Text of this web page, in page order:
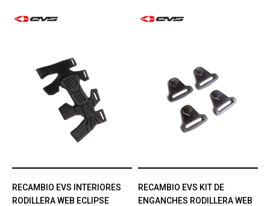
RECAMBIO EVS INTERIORES
RODILLERA WEB ECLIPSE
RECAMBIO EVS KIT DE
ENGANCHES RODILLERA WEB